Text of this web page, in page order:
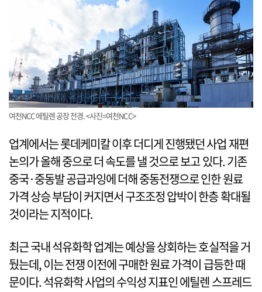
여천NCC 에틸렌 공장 전경. <사진=여천NCC>
업계에서는 롯데케미칼 이후 더디게 진행됐던 사업 재편
논의가 올해 중으로 더 속도를 낼 것으로 보고 있다. 기존
중국·중동발 공급과잉에 더해 중동전쟁으로 인한 원료
가격 상승 부담이 커지면서 구조조정 압박이 한층 확대될
것이라는 지적이다.
최근 국내 석유화학 업계는 예상을 상회하는 호실적을 거
뒀는데, 이는 전쟁 이전에 구매한 원료 가격이 급등한 때
문이다. 석유화학 사업의 수익성 지표인 에틸렌 스프레드